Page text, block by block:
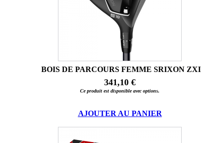
BOIS DE PARCOURS FEMME SRIXON ZXI
341,10 €
Ce produit est disponible avec options.
AJOUTER AU PANIER